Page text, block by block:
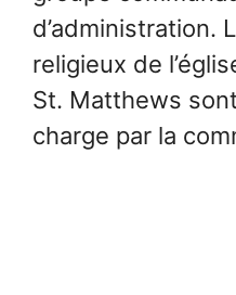
d’administration.
religieux de
St. Matthews
charge par la